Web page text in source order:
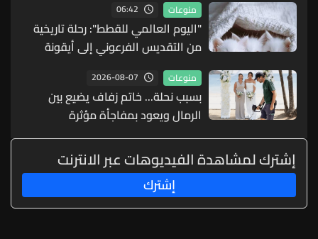
منوعات 06:42
"اليوم العالمي للقطط": رحلة تاريخية
من التقديس الفرعوني إلى أيقونة
العصر الحديث
منوعات 2026-08-07
بسبب نحلة... خاتم زفاف يضيع بين
الرمال ويعود بمفاجأة مؤثرة
إشترك لمشاهدة الفيديوهات عبر الانترنت
إشترك